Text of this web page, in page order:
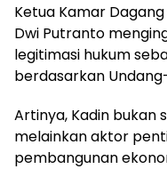
Ketua Kamar
Dwi Putranto
legitimasi hukum
berdasarkan
Artinya, Kadin bukan
melainkan aktor
pembangunan